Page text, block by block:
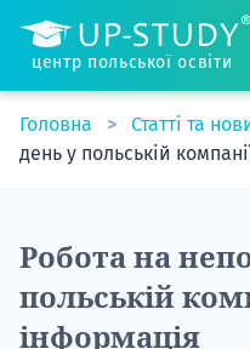
центр польської освіти
Головна Статті та
день у польській
Робота на
польській
інформація